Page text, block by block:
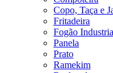
Copo, Taça e
Fritadeira
Fogão
Panela
Prato
Ramekim